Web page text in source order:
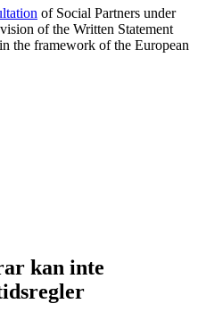
of Social Partners under
of the Written Statement
the framework of the European
kan inte